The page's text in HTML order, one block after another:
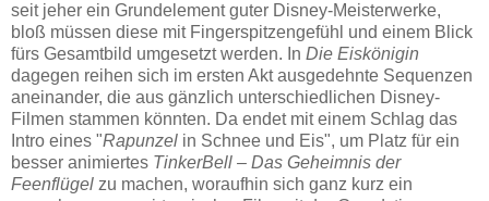
seit jeher ein Grundelement guter Disney-Meisterwerke,
bloß müssen diese mit Fingerspitzengefühl und einem Blick
fürs Gesamtbild umgesetzt werden. In Die Eiskönigin
dagegen reihen sich im ersten Akt ausgedehnte Sequenzen
aneinander, die aus gänzlich unterschiedlichen Disney-
Filmen stammen könnten. Da endet mit einem Schlag das
Intro eines "Rapunzel in Schnee und Eis", um Platz für ein
besser animiertes TinkerBell – Das Geheimnis der
Feenflügel zu machen, woraufhin sich ganz kurz ein